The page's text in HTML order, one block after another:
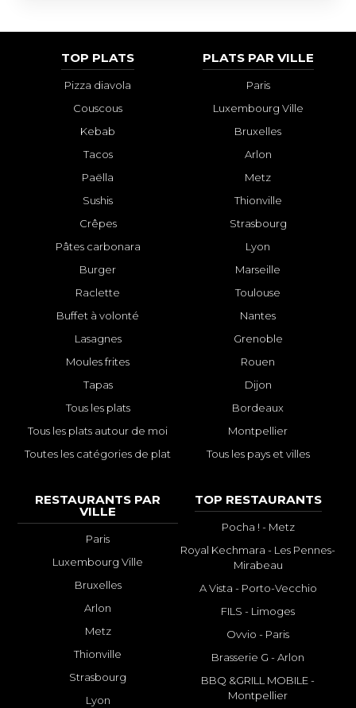
TOP PLATS
Pizza diavola
Couscous
Kebab
Tacos
Paëlla
Sushis
Crêpes
Pâtes carbonara
Burger
Raclette
Buffet à volonté
Lasagnes
Moules frites
Tapas
Tous les plats
Tous les plats autour de moi
Toutes les catégories de plat
PLATS PAR VILLE
Paris
Luxembourg Ville
Bruxelles
Arlon
Metz
Thionville
Strasbourg
Lyon
Marseille
Toulouse
Nantes
Grenoble
Rouen
Dijon
Bordeaux
Montpellier
Tous les pays et villes
RESTAURANTS PAR
VILLE
Paris
Luxembourg Ville
Bruxelles
Arlon
Metz
Thionville
Strasbourg
Lyon
TOP RESTAURANTS
Pocha ! - Metz
Royal Kechmara - Les Pennes-
Mirabeau
A Vista - Porto-Vecchio
FILS - Limoges
Ovvio - Paris
Brasserie G - Arlon
BBQ &GRILL MOBILE -
Montpellier